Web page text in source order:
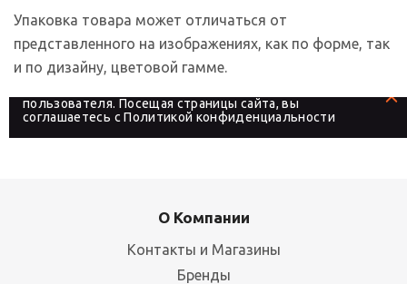
Упаковка товара может отличаться от
представленного на изображениях, как по форме, так
и по дизайну, цветовой гамме.
На сайте используются файлы cookies, которые его
пользователя. Посещая страницы сайта, вы
соглашаетесь сПолитикой конфиденциальности
О Компании
Контакты и Магазины
Бренды